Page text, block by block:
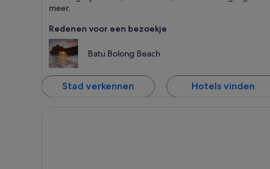
meer.
Redenen voor een bezoekje
Batu Bolong Beach
Stad verkennen Hotels vinden